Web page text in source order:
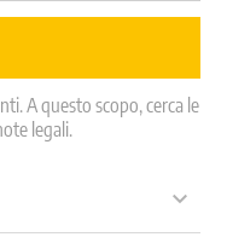
A questo scopo, cerca le
legali.
